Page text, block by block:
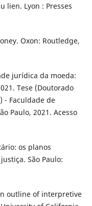
lien. Lyon : Presses
Oxon: Routledge,
jurídica da moeda:
Tese (Doutorado
- Faculdade de
Paulo, 2021. Acesso
os planos
São Paulo:
outline of interpretive